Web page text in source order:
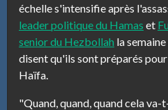
échelle s'intensifie après
leader politique du Hamas et
senior du Hezbollah la
disent qu'ils sont préparés
Haïfa.
"Quand, quand, quand cela